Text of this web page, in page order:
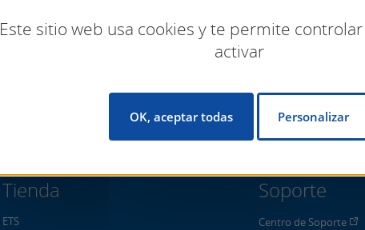
Tienda
ETS
Soporte
Centro de Soporte
Este sitio web usa cookies y te permite
activar
OK, aceptar todas Personalizar